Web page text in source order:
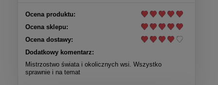
Ocena produktu:
Ocena sklepu:
Ocena dostawy:
Dodatkowy komentarz:
Mistrzostwo świata i okolicznych wsi. Wszystko
sprawnie i na temat